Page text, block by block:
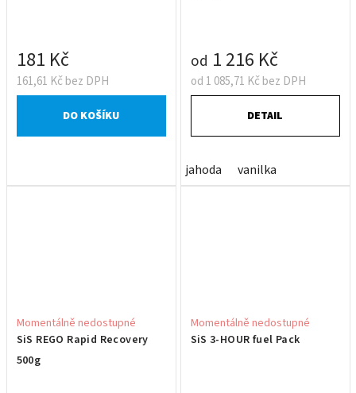
161,61 Kč bez DPH
181 Kč
DO KOŠÍKU
od 1 085,71 Kč bez DPH
od 1 216 Kč
DETAIL
jahoda vanilka
SiS REGO Rapid Recovery
500g
Momentálně nedostupné
SiS 3-HOUR fuel Pack
Momentálně nedostupné